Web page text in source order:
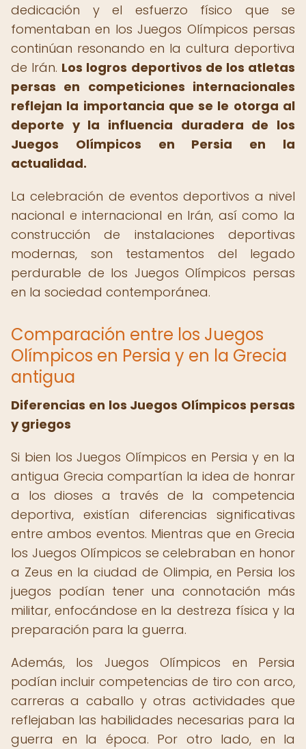
dedicación y el esfuerzo físico que se
fomentaban en los Juegos Olímpicos persas
continúan resonando en la cultura deportiva
de Irán. Los logros deportivos de los atletas
persas en competiciones internacionales
reflejan la importancia que se le otorga al
deporte y la influencia duradera de los
Juegos Olímpicos en Persia en la
actualidad.
La celebración de eventos deportivos a nivel
nacional e internacional en Irán, así como la
construcción de instalaciones deportivas
modernas, son testamentos del legado
perdurable de los Juegos Olímpicos persas
en la sociedad contemporánea.
Comparación entre los Juegos
Olímpicos en Persia y en la Grecia
antigua
Diferencias en los Juegos Olímpicos persas
y griegos
Si bien los Juegos Olímpicos en Persia y en la
antigua Grecia compartían la idea de honrar
a los dioses a través de la competencia
deportiva, existían diferencias significativas
entre ambos eventos. Mientras que en Grecia
los Juegos Olímpicos se celebraban en honor
a Zeus en la ciudad de Olimpia, en Persia los
juegos podían tener una connotación más
militar, enfocándose en la destreza física y la
preparación para la guerra.
Además, los Juegos Olímpicos en Persia
podían incluir competencias de tiro con arco,
carreras a caballo y otras actividades que
reflejaban las habilidades necesarias para la
guerra en la época. Por otro lado, en la